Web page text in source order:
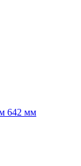
642 мм